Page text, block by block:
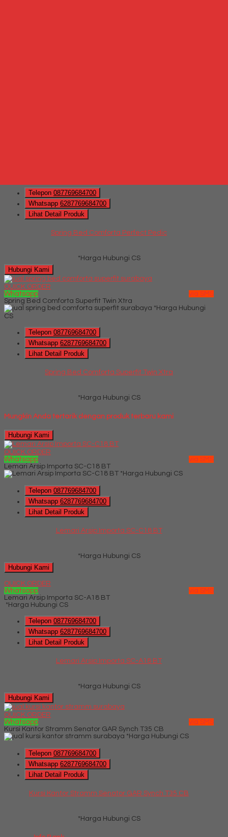
Telepon 087769684700
Whatsapp 6287769684700
Lihat Detail Produk
Spring Bed Comforta Perfect Pedic
*Harga Hubungi CS
Hubungi Kami
QUICK ORDER
Whatsapp
via SMS
Spring Bed Comforta Superfit Twin Xtra
*Harga Hubungi
CS
Telepon 087769684700
Whatsapp 6287769684700
Lihat Detail Produk
Spring Bed Comforta Superfit Twin Xtra
*Harga Hubungi CS
Mungkin Anda tertarik dengan produk terbaru kami
Hubungi Kami
QUICK ORDER
Whatsapp
via SMS
Lemari Arsip Importa SC-C18 BT
*Harga Hubungi CS
Telepon 087769684700
Whatsapp 6287769684700
Lihat Detail Produk
Lemari Arsip Importa SC-C18 BT
*Harga Hubungi CS
Hubungi Kami
QUICK ORDER
Whatsapp
via SMS
Lemari Arsip Importa SC-A18 BT
*Harga Hubungi CS
Telepon 087769684700
Whatsapp 6287769684700
Lihat Detail Produk
Lemari Arsip Importa SC-A18 BT
*Harga Hubungi CS
Hubungi Kami
QUICK ORDER
Whatsapp
via SMS
Kursi Kantor Stramm Senator GAR Synch T35 CB
*Harga Hubungi CS
Telepon 087769684700
Whatsapp 6287769684700
Lihat Detail Produk
Kursi Kantor Stramm Senator GAR Synch T35 CB
*Harga Hubungi CS